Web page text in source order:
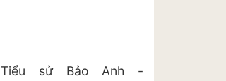
Tiểu sử Bảo Anh -